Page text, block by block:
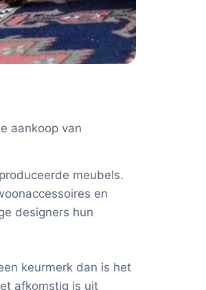
aankoop van
meubels.
en
designers hun
keurmerk dan is het
afkomstig is uit